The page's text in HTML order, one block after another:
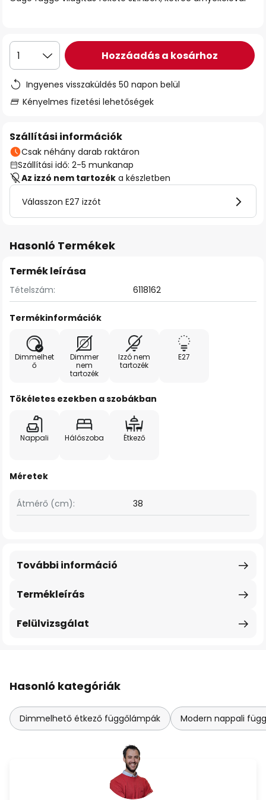
1 Hozzáadás a kosárhoz
Ingyenes visszaküldés 50 napon belül
Kényelmes fizetési lehetőségek
Szállítási információk
Csak néhány darab raktáron
Szállítási idő: 2-5 munkanap
Az izzó nem tartozék a készletben
Válasszon E27 izzót
Hasonló Termékek
Termék leírása
Tételszám: 6118162
Termékinformációk
Dimmelhet
ő
Dimmer
nem
tartozék
Izzó nem
tartozék
E27
Tökéletes ezekben a szobákban
Nappali Hálószoba Étkező
Méretek
Átmérő (cm): 38
Termékleírás
További információ
Felülvizsgálat
Hasonló kategóriák
Dimmelhető étkező függőlámpák Modern nappali